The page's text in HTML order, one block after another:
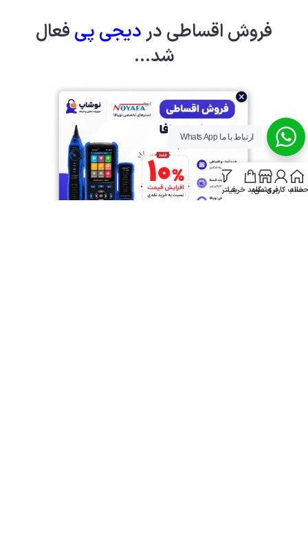
فروش اقساطی در دیجی پی فعال
شد...
خانه
حساب کاربری من
فروشگاهسبد خریدفیلترها
ارتباط با ما Whats App